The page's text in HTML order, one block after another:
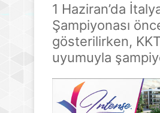
1 Haziran’da
Şampiyonası
gösterilirken,
uyumuyla